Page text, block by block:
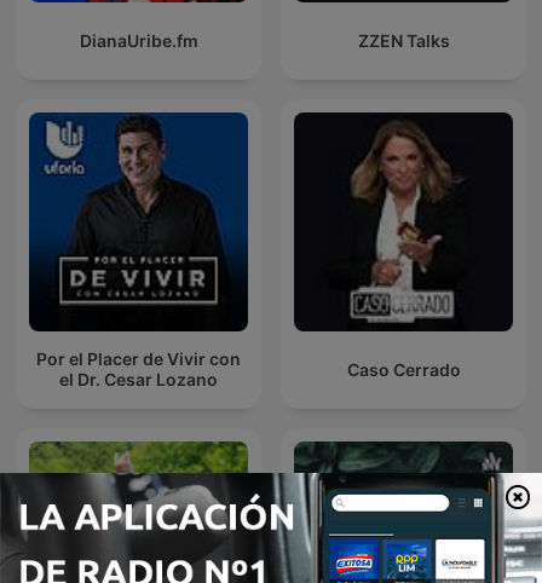
DianaUribe.fm ZZEN Talks
Por el Placer de Vivir con
el Dr. Cesar Lozano
Caso Cerrado